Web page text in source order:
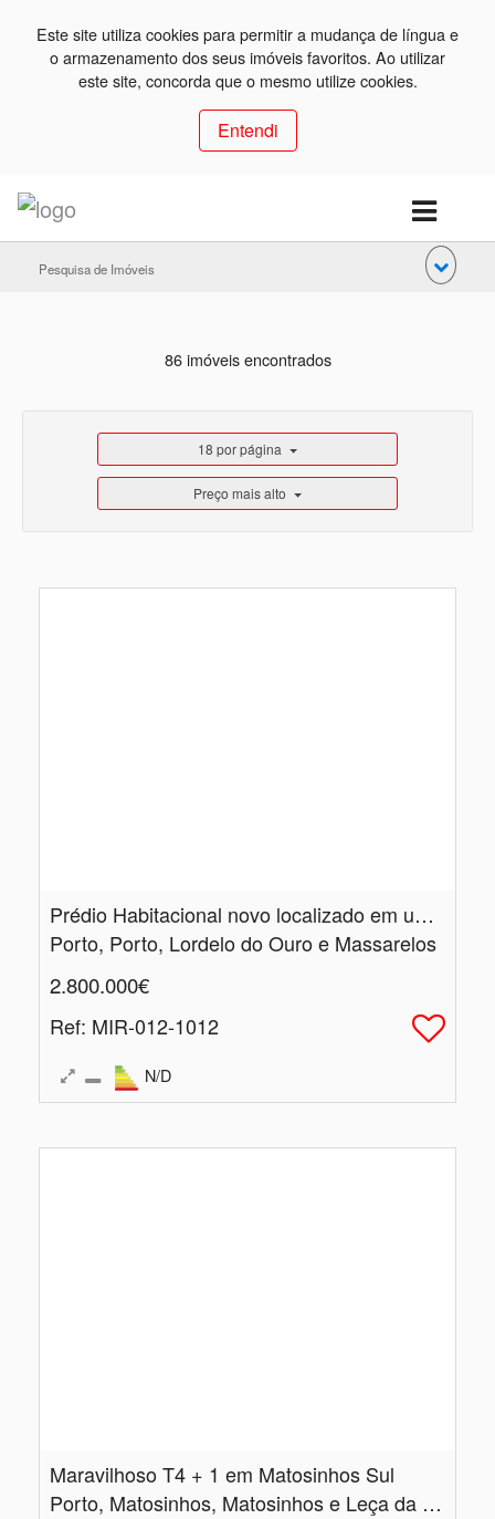
Este site utiliza cookies para permitir a mudança de língua e
o armazenamento dos seus imóveis favoritos. Ao utilizar
este site, concorda que o mesmo utilize cookies.
Entendi
Pesquisa de Imóveis
86 imóveis encontrados
18 por página
Preço mais alto
Prédio Habitacional novo localizado em uma zona privilegiada do Porto, junto a Casa da Música !
Porto, Porto, Lordelo do Ouro e Massarelos
2.800.000€
Ref: MIR-012-1012
N/D
Maravilhoso T4 + 1 em Matosinhos Sul
Porto, Matosinhos, Matosinhos e Leça da Palmeira